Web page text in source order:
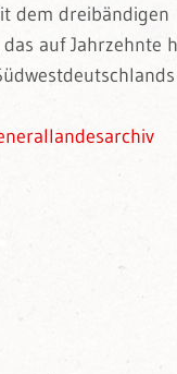
dem dreibändigen
auf Jahrzehnte